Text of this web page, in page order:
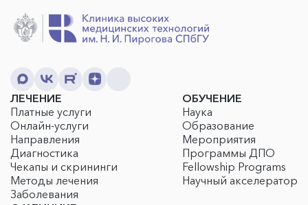
ЛЕЧЕНИЕ
Платные услуги
Онлайн-услуги
Направления
Диагностика
Чекапы и скрининги
Методы лечения
Заболевания
ОБУЧЕНИЕ
Наука
Образование
Мероприятия
Программы ДПО
Fellowship Programs
Научный акселератор